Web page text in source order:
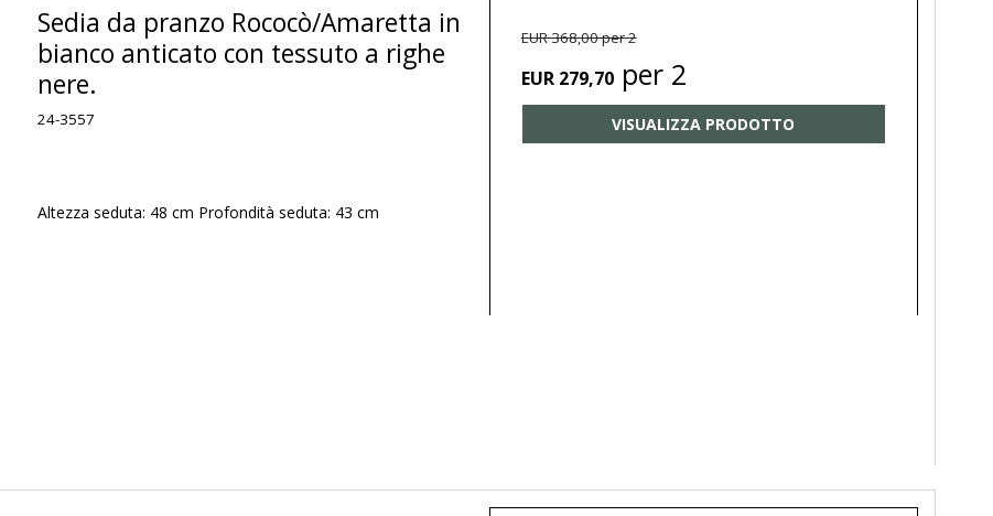
Sedia da pranzo Rococò/Amaretta in
bianco anticato con tessuto a righe
nere.
24-3557
Altezza seduta: 48 cm Profondità seduta: 43 cm
EUR 368,00 per 2
EUR 279,70per 2
VISUALIZZA PRODOTTO